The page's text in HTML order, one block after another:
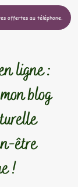
offertes au téléphone.
ligne :
blog
être
!